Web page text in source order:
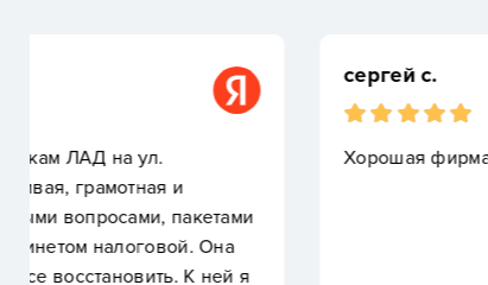
Хорошая фирма ,очень понравилось ,очень